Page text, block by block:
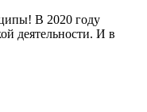
В 2020 году
деятельности. И в